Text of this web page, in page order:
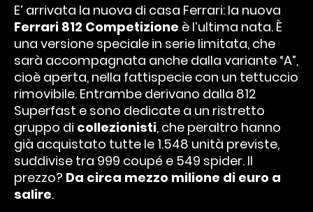
E’ arrivata la nuova di casa Ferrari: la nuova
Ferrari 812 Competizione è l’ultima nata. È
una versione speciale in serie limitata, che
sarà accompagnata anche dalla variante “A”,
cioè aperta, nella fattispecie con un tettuccio
rimovibile. Entrambe derivano dalla 812
Superfast e sono dedicate a un ristretto
gruppo di collezionisti, che peraltro hanno
già acquistato tutte le 1.548 unità previste,
suddivise tra 999 coupé e 549 spider. Il
prezzo? Da circa mezzo milione di euro a
salire.